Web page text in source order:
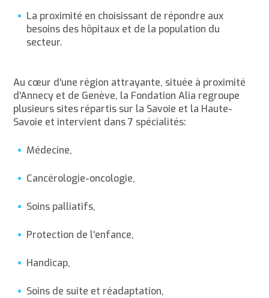
La proximité en choisissant de répondre aux
besoins des hôpitaux et de la population du
secteur.
Au cœur d'une région attrayante, située à proximité
d'Annecy et de Genève, la Fondation Alia regroupe
plusieurs sites répartis sur la Savoie et la Haute-
Savoie et intervient dans 7 spécialités:
Médecine,
Cancérologie-oncologie,
Soins palliatifs,
Protection de l'enfance,
Handicap,
Soins de suite et réadaptation,